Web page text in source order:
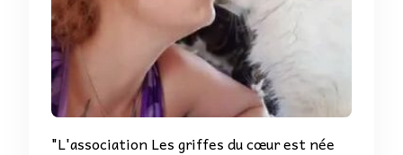
"L'association Les griffes du cœur est née